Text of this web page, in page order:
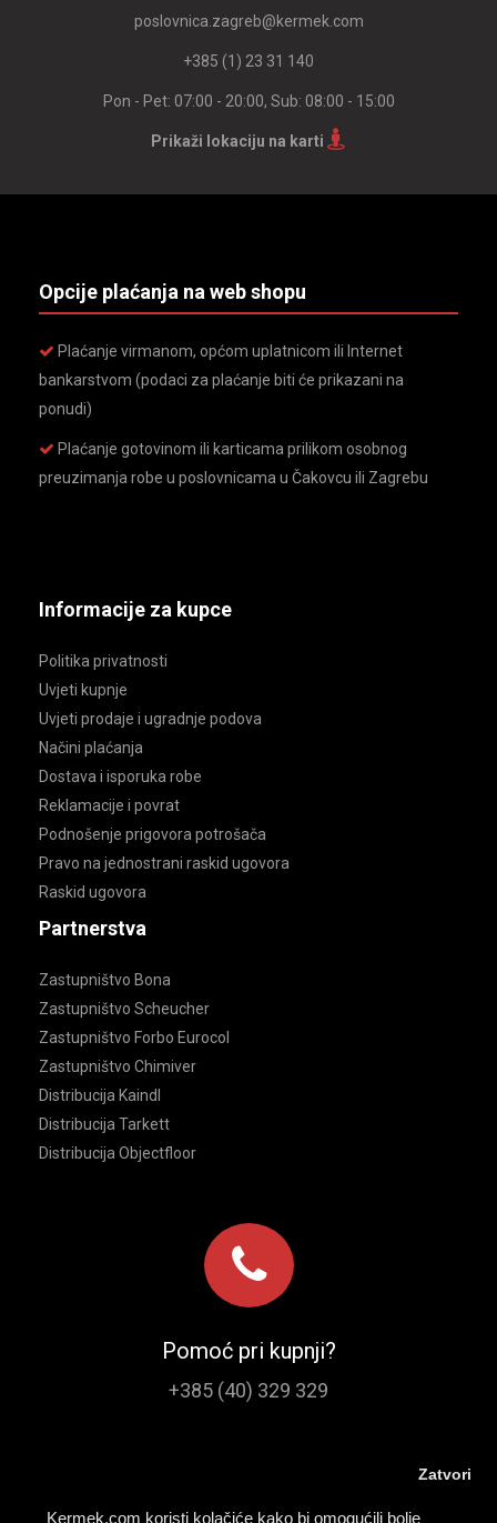
Kermek.com koristi kolačiće kako bi omogućili bolje
Zatvori
poslovnica.zagreb@kermek.com
+385 (1) 23 31 140
Pon - Pet: 07:00 - 20:00, Sub: 08:00 - 15:00
Prikaži lokaciju na karti
Opcije plaćanja na web shopu
Plaćanje virmanom, općom uplatnicom ili Internet
bankarstvom (podaci za plaćanje biti će prikazani na
ponudi)
Plaćanje gotovinom ili karticama prilikom osobnog
preuzimanja robe u poslovnicama u Čakovcu ili Zagrebu
Informacije za kupce
Politika privatnosti
Uvjeti kupnje
Uvjeti prodaje i ugradnje podova
Načini plaćanja
Dostava i isporuka robe
Reklamacije i povrat
Podnošenje prigovora potrošača
Pravo na jednostrani raskid ugovora
Raskid ugovora
Partnerstva
Zastupništvo Bona
Zastupništvo Scheucher
Zastupništvo Forbo Eurocol
Zastupništvo Chimiver
Distribucija Kaindl
Distribucija Tarkett
Distribucija Objectfloor
Pomoć pri kupnji?
+385 (40) 329 329